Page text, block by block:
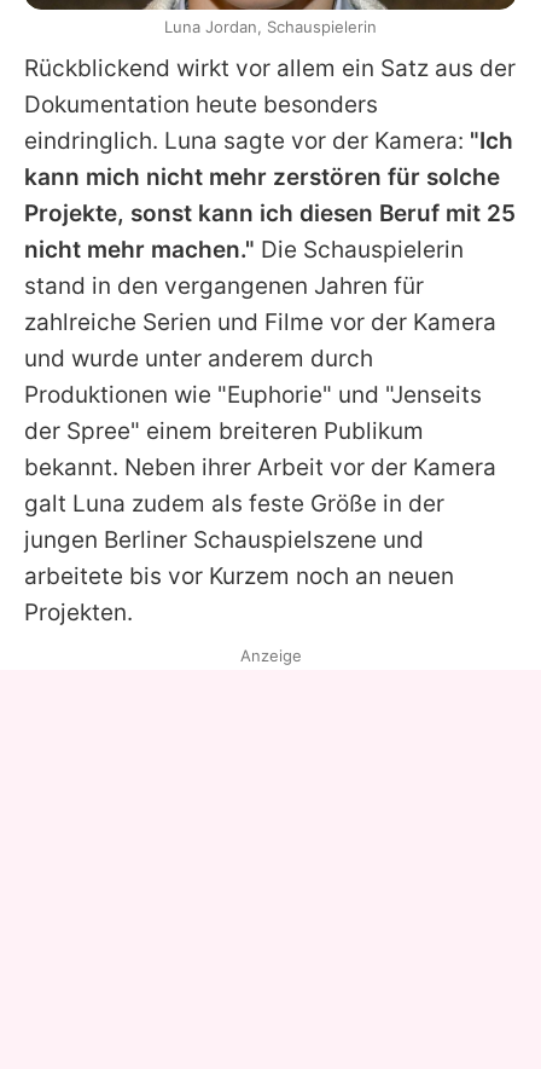
Rückblickend wirkt vor allem ein Satz aus der
Dokumentation heute besonders
eindringlich. Luna sagte vor der Kamera: "Ich
kann mich nicht mehr zerstören für solche
Projekte, sonst kann ich diesen Beruf mit 25
nicht mehr machen." Die Schauspielerin
stand in den vergangenen Jahren für
zahlreiche Serien und Filme vor der Kamera
und wurde unter anderem durch
Produktionen wie "Euphorie" und "Jenseits
der Spree" einem breiteren Publikum
bekannt. Neben ihrer Arbeit vor der Kamera
galt Luna zudem als feste Größe in der
jungen Berliner Schauspielszene und
arbeitete bis vor Kurzem noch an neuen
Projekten.
Luna Jordan, Schauspielerin
Anzeige